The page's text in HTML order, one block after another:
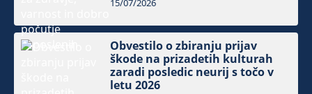
15/07/2026
Obvestilo o zbiranju prijav
škode na prizadetih kulturah
zaradi posledic neurij s točo v
letu 2026